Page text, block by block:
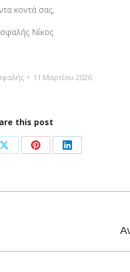
κοντά σας,
Νίκος
11 Μαρτίου 2026
this post
Share
X
Share
Pinterest
Share
LinkedIn